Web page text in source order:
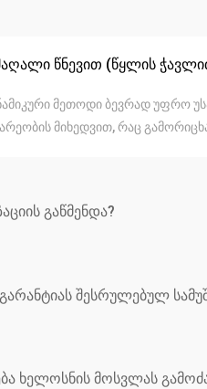
წნევით (წყლის
მეთოდი ბევრად უფრო
მიხედვით, რაც
გაწმენდა?
შესრულებულ
ხელოსნის მოსვლას